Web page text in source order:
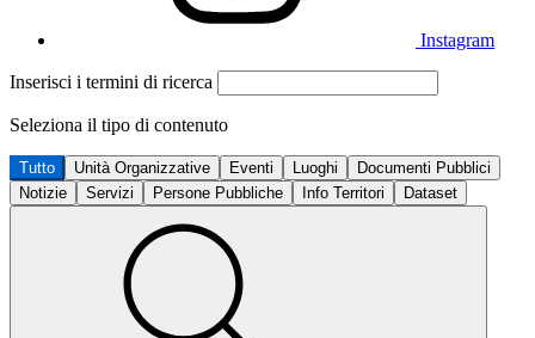
Instagram
Inserisci i termini di ricerca
Seleziona il tipo di contenuto
Tutto Unità Organizzative Eventi Luoghi
Documenti Pubblici
Notizie
Servizi Persone Pubbliche Info Territori Dataset